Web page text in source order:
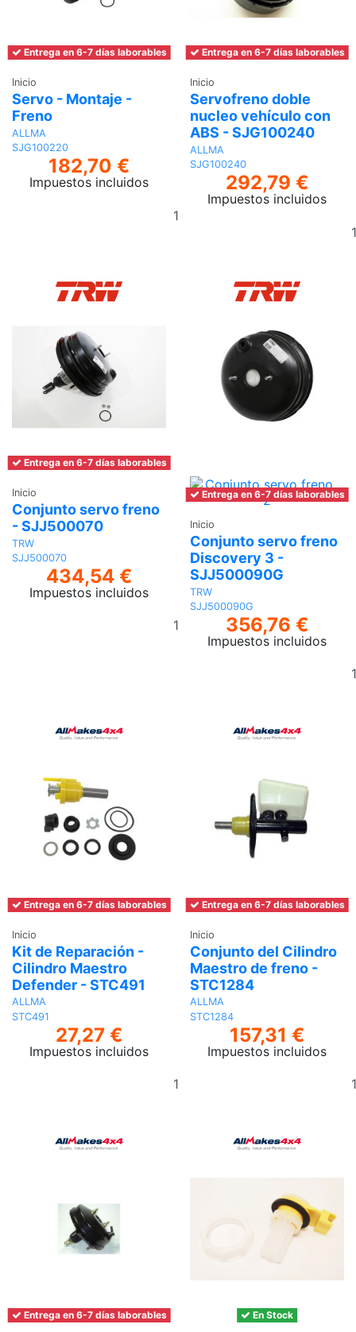
Entrega en 6-7 días laborables
Inicio
Servo - Montaje -
Freno
ALLMA
SJG100220
182,70 €
Impuestos incluidos
Añadir
Entrega en 6-7 días laborables
Inicio
Servofreno doble
nucleo vehículo con
ABS - SJG100240
ALLMA
SJG100240
292,79 €
Impuestos incluidos
Entrega en 6-7 días laborables
Inicio
Conjunto servo freno
- SJJ500070
TRW
SJJ500070
434,54 €
Impuestos incluidos
Añadir
al
carrito
Entrega en 6-7 días laborables
Inicio
Conjunto servo freno
Discovery 3 -
SJJ500090G
TRW
SJJ500090G
356,76 €
Impuestos incluidos
Entrega en 6-7 días laborables
Inicio
Kit de Reparación -
Cilindro Maestro
Defender - STC491
ALLMA
STC491
27,27 €
Impuestos incluidos
Entrega en 6-7 días laborables
Inicio
Conjunto del Cilindro
Maestro de freno -
STC1284
ALLMA
STC1284
157,31 €
Impuestos incluidos
Entrega en 6-7 días laborables En Stock